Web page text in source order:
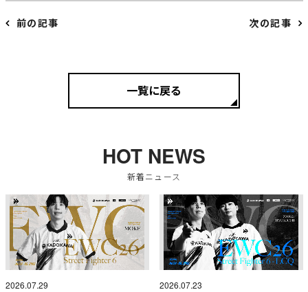
前の記事 次の記事
一覧に戻る
HOT NEWS
新着ニュース
2026.07.29 2026.07.23